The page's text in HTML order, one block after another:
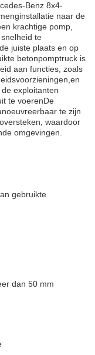
Benz 8x4-
naar de
krachtige pomp,
te
juiste plaats en op
betonpomptruck is
aan functies, zoals
exploitanten
te voerenDe
te zijn
waardoor
omgevingen.
gebruikte
dan 50 mm